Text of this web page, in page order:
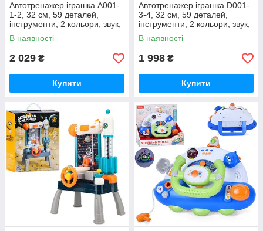
Автотренажер іграшка A001-
1-2, 32 см, 59 деталей,
інструменти, 2 кольори, звук,
світло, на батарейках
В наявності
2 029 ₴
Купити
Автотренажер іграшка D001-
3-4, 32 см, 59 деталей,
інструменти, 2 кольори, звук,
світло, на батарейках
В наявності
1 998 ₴
Купити